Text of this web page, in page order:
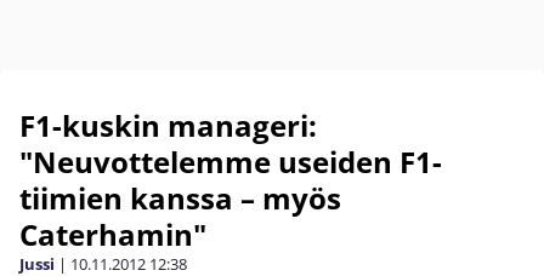
F1-kuskin manageri:
"Neuvottelemme useiden F1-
tiimien kanssa – myös
Caterhamin"
Jussi | 10.11.2012 12:38